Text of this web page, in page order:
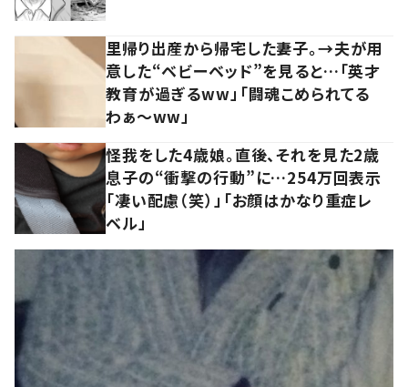
里帰り出産から帰宅した妻子。→夫が用
意した“ベビーベッド”を見ると…「英才
教育が過ぎるww」「闘魂こめられてる
わぁ～ww」
怪我をした4歳娘。直後、それを見た2歳
息子の“衝撃の行動”に…254万回表示
「凄い配慮（笑）」「お顔はかなり重症レ
ベル」